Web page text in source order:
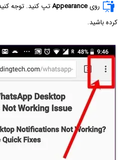
رویAppearance
کرده باشید.